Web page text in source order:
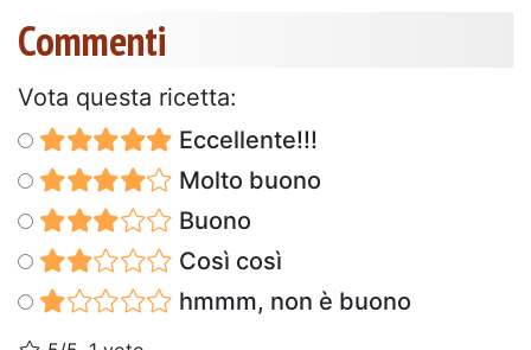
Commenti
Vota questa ricetta:
Eccellente!!!
Molto buono
Buono
Così così
hmmm, non è buono